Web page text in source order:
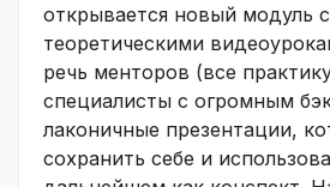
открывается новый модуль с
теоретическими
речь менторов (все
специалисты с огромным
лаконичные презентации,
сохранить себе и